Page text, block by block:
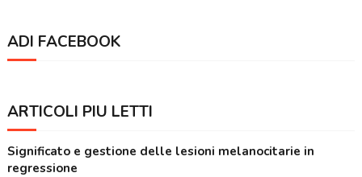
ADI FACEBOOK
ARTICOLI PIÙ LETTI
Significato e gestione delle lesioni melanocitarie in
regressione